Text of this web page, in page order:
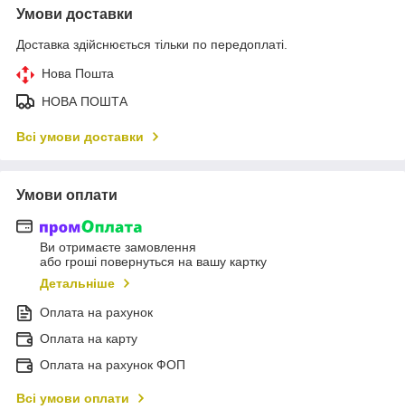
Умови доставки
Доставка здійснюється тільки по передоплаті.
Нова Пошта
НОВА ПОШТА
Всі умови доставки
Умови оплати
Ви отримаєте замовлення
або гроші повернуться на вашу картку
Детальніше
Оплата на рахунок
Оплата на карту
Оплата на рахунок ФОП
Всі умови оплати